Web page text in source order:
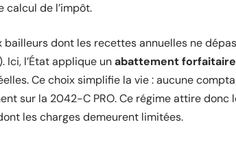
de l’impôt.
bailleurs dont les recettes annuelles ne
Ici, l’État applique unabattement
Ce choix simplifie la vie : aucune
sur la 2042-C PRO. Ce régime attire donc
les charges demeurent limitées.